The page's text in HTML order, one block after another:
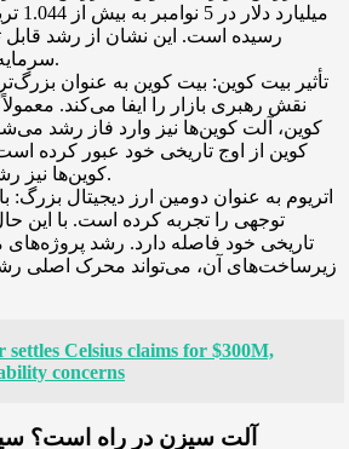
رسیده است. این نشان از رشد قابل
سرمایه‌گذاران به این بازار دارد.
تأثیر بیت کوین: بیت کوین به عنوان
نقش رهبری بازار را ایفا می‌کند.
کوین، آلت کوین‌ها نیز وارد فاز رشد
کوین از اوج تاریخی خود عبور کرده
کوین‌ها نیز رشد بیشتری را تجربه کنند.
اتریوم به عنوان دومین ارز دیجیتال بزرگ:
توجهی را تجربه کرده است. با این
تاریخی خود فاصله دارد. رشد پروژه‌های
زیرساخت‌های آن، می‌تواند محرک اصلی رشد
settles Celsius claims for $300M,
concerns